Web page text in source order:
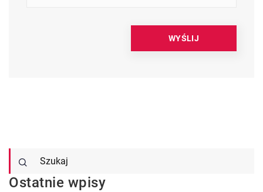
Ostatnie wpisy